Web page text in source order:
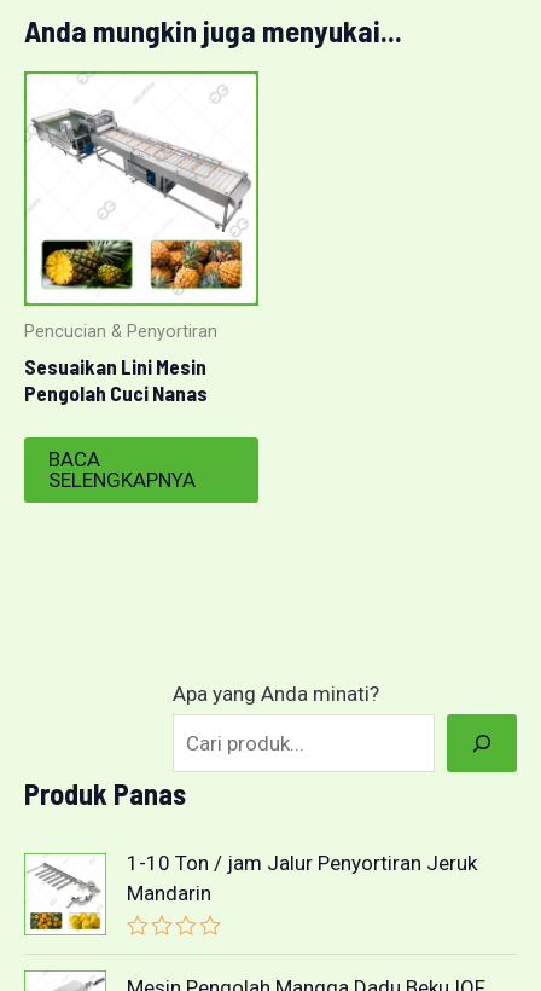
Anda mungkin juga menyukai...
Pencucian & Penyortiran
Sesuaikan Lini Mesin
Pengolah Cuci Nanas
BACA
SELENGKAPNYA
Apa yang Anda minati?
Produk Panas
1-10 Ton / jam Jalur Penyortiran Jeruk
Mandarin
D
i